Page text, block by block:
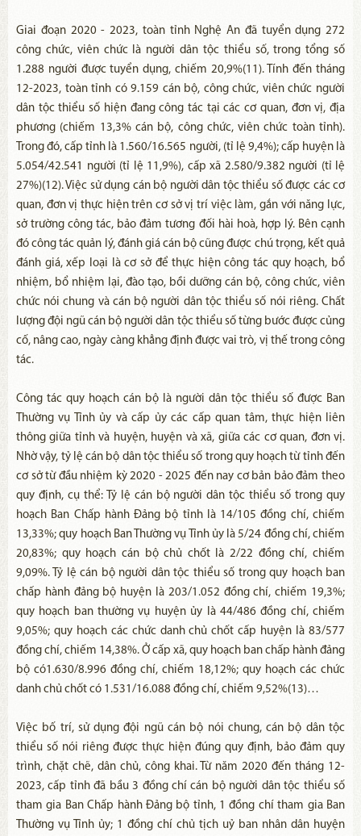
Giai đoạn 2020 - 2023, toàn tỉnh Nghệ An đã tuyển dụng 272
công chức, viên chức là người dân tộc thiểu số, trong tổng số
1.288 người được tuyển dụng, chiếm 20,9%(11). Tính đến tháng
12-2023, toàn tỉnh có 9.159 cán bộ, công chức, viên chức người
dân tộc thiểu số hiện đang công tác tại các cơ quan, đơn vị, địa
phương (chiếm 13,3% cán bộ, công chức, viên chức toàn tỉnh).
Trong đó, cấp tỉnh là 1.560/16.565 người, (tỉ lệ 9,4%); cấp huyện là
5.054/42.541 người (tỉ lệ 11,9%), cấp xã 2.580/9.382 người (tỉ lệ
27%)(12). Việc sử dụng cán bộ người dân tộc thiểu số được các cơ
quan, đơn vị thực hiện trên cơ sở vị trí việc làm, gắn với năng lực,
sở trường công tác, bảo đảm tương đối hài hoà, hợp lý. Bên cạnh
đó công tác quản lý, đánh giá cán bộ cũng được chú trọng, kết quả
đánh giá, xếp loại là cơ sở để thực hiện công tác quy hoạch, bổ
nhiệm, bổ nhiệm lại, đào tạo, bồi dưỡng cán bộ, công chức, viên
chức nói chung và cán bộ người dân tộc thiểu số nói riêng. Chất
lượng đội ngũ cán bộ người dân tộc thiểu số từng bước được củng
cố, nâng cao, ngày càng khẳng định được vai trò, vị thế trong công
tác.
Công tác quy hoạch cán bộ là người dân tộc thiểu số được Ban
Thường vụ Tỉnh ủy và cấp ủy các cấp quan tâm, thực hiện liên
thông giữa tỉnh và huyện, huyện và xã, giữa các cơ quan, đơn vị.
Nhờ vậy, tỷ lệ cán bộ dân tộc thiểu số trong quy hoạch từ tỉnh đến
cơ sở từ đầu nhiệm kỳ 2020 - 2025 đến nay cơ bản bảo đảm theo
quy định, cụ thể: Tỷ lệ cán bộ người dân tộc thiểu số trong quy
hoạch Ban Chấp hành Đảng bộ tỉnh là 14/105 đồng chí, chiếm
13,33%; quy hoạch Ban Thường vụ Tỉnh ủy là 5/24 đồng chí, chiếm
20,83%; quy hoạch cán bộ chủ chốt là 2/22 đồng chí, chiếm
9,09%. Tỷ lệ cán bộ người dân tộc thiểu số trong quy hoạch ban
chấp hành đảng bộ huyện là 203/1.052 đồng chí, chiếm 19,3%;
quy hoạch ban thường vụ huyện ủy là 44/486 đồng chí, chiếm
9,05%; quy hoạch các chức danh chủ chốt cấp huyện là 83/577
đồng chí, chiếm 14,38%. Ở cấp xã, quy hoạch ban chấp hành đảng
bộ có1.630/8.996 đồng chí, chiếm 18,12%; quy hoạch các chức
danh chủ chốt có 1.531/16.088 đồng chí, chiếm 9,52%(13)…
Việc bố trí, sử dụng đội ngũ cán bộ nói chung, cán bộ dân tộc
thiểu số nói riêng được thực hiện đúng quy định, bảo đảm quy
trình, chặt chẽ, dân chủ, công khai. Từ năm 2020 đến tháng 12-
2023, cấp tỉnh đã bầu 3 đồng chí cán bộ người dân tộc thiểu số
tham gia Ban Chấp hành Đảng bộ tỉnh, 1 đồng chí tham gia Ban
Thường vụ Tỉnh ủy; 1 đồng chí chủ tịch uỷ ban nhân dân huyện